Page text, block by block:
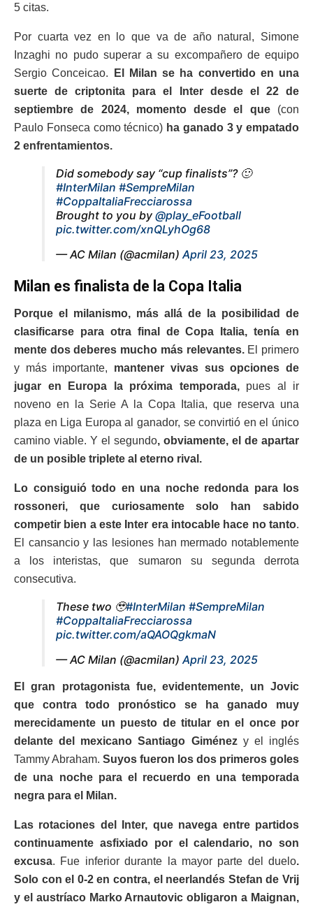
5 citas.
Por cuarta vez en lo que va de año natural, Simone
Inzaghi no pudo superar a su excompañero de equipo
Sergio Conceicao.
El Milan se ha convertido en una
suerte de criptonita para el Inter desde el 22 de
septiembre de 2024, momento desde el que(con
Paulo Fonseca como técnico) ha ganado 3 y empatado
2 enfrentamientos.
Did somebody say “cup finalists”? 🙂
#InterMilan #SempreMilan
#CoppaItaliaFrecciarossa
Brought to you by @play_eFootball
pic.twitter.com/xnQLyhOg68
— AC Milan (@acmilan) April 23, 2025
Milan es finalista de la Copa Italia
Porque el milanismo, más allá de la posibilidad de
clasificarse para otra final de Copa Italia, tenía en
mente dos deberes mucho más relevantes.El primero
y más importante, mantener vivas sus opciones de
jugar en Europa la próxima temporada,pues al ir
noveno en la Serie A la Copa Italia, que reserva una
plaza en Liga Europa al ganador, se convirtió en el único
camino viable. Y el segundo, obviamente, el de apartar
de un posible triplete al eterno rival.
Lo consiguió todo en una noche redonda para los
rossoneri, que curiosamente solo han sabido
competir bien a este Inter era intocable hace no tanto.
El cansancio y las lesiones han mermado notablemente
a los interistas, que sumaron su segunda derrota
consecutiva.
These two 🥹#InterMilan #SempreMilan
#CoppaItaliaFrecciarossa
pic.twitter.com/aQAOQgkmaN
— AC Milan (@acmilan)April 23, 2025
El gran protagonista fue, evidentemente, un Jovic
que contra todo pronóstico se ha ganado muy
merecidamente un puesto de titular en el once por
delante del mexicano Santiago Giménezy el inglés
Tammy Abraham. Suyos fueron los dos primeros goles
de una noche para el recuerdo en una temporada
negra para el Milan.
Las rotaciones del Inter, que navega entre partidos
continuamente asfixiado por el calendario, no son
excusa. Fue inferior durante la mayor parte del duelo.
Solo con el 0-2 en contra, el neerlandés Stefan de Vrij
y el austríaco Marko Arnautovic obligaron a Maignan,